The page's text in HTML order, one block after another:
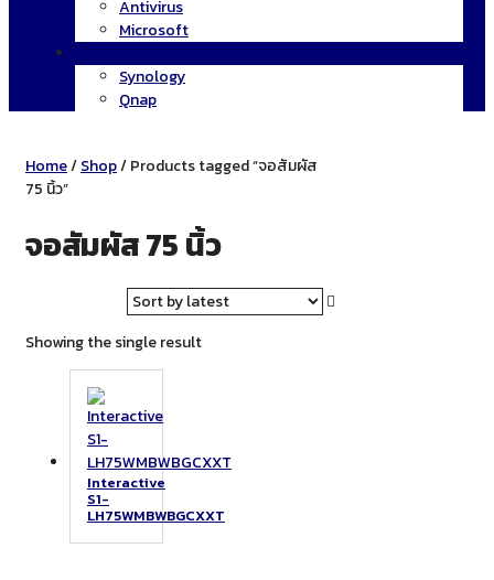
Antivirus
Microsoft
Synology
Qnap
Home/Shop/ Products tagged “จอสัมผัส
75 นิ้ว”
จอสัมผัส 75 นิ้ว
Showing the single result
Interactive
S1-
LH75WMBWBGCXXT